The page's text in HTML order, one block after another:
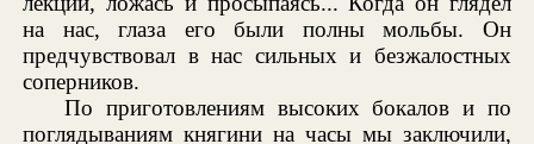
на нас, глаза его были полны мольбы. Он
предчувствовал в нас сильных и безжалостных
соперников.
По приготовлениям высоких бокалов и по
поглядываниям княгини на часы мы заключили,